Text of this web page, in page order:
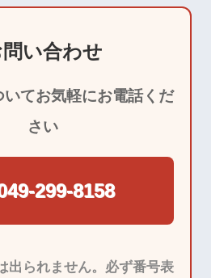
問い合わせ
てお気軽にお電話くだ
さい
299-8158
出られません。必ず番号表